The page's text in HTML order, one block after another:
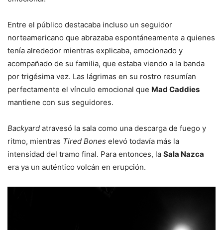
Entre el público destacaba incluso un seguidor
norteamericano que abrazaba espontáneamente a quienes
tenía alrededor mientras explicaba, emocionado y
acompañado de su familia, que estaba viendo a la banda
por trigésima vez. Las lágrimas en su rostro resumían
perfectamente el vínculo emocional que Mad Caddies
mantiene con sus seguidores.
Backyard atravesó la sala como una descarga de fuego y
ritmo, mientras Tired Bones elevó todavía más la
intensidad del tramo final. Para entonces, la Sala Nazca
era ya un auténtico volcán en erupción.